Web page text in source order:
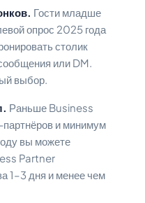
Гости младше
опрос 2025 года
столик
или DM.
выбор.
Раньше Business
и минимум
вы можете
Partner
1–3 дня и менее чем